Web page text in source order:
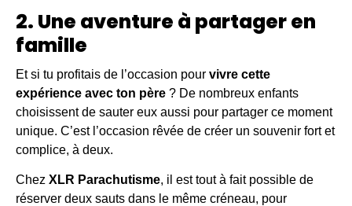
2. Une aventure à partager en
famille
Et si tu profitais de l’occasion pour vivre cette
expérience avec ton père ? De nombreux enfants
choisissent de sauter eux aussi pour partager ce moment
unique. C’est l’occasion rêvée de créer un souvenir fort et
complice, à deux.
Chez XLR Parachutisme, il est tout à fait possible de
réserver deux sauts dans le même créneau, pour